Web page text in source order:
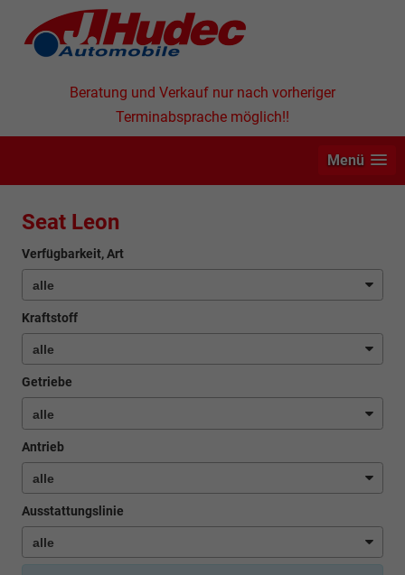
Beratung und Verkauf nur nach vorheriger
Terminabsprache möglich!!
Menü
Seat Leon
Verfügbarkeit, Art
Kraftstoff
Getriebe
Antrieb
Ausstattungslinie